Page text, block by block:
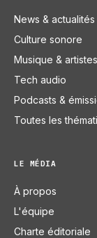
News & actualités
Culture sonore
Musique & artistes
Tech audio
Podcasts &
Toutes les
LE MÉDIA
À propos
L'équipe
Charte éditoriale